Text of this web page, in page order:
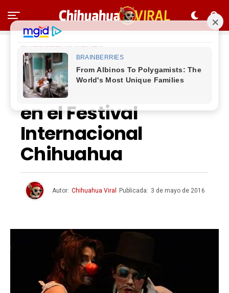
ENTRETENIMIENTO
Convocan a
talentos a participar
en el Festival
Internacional
Chihuahua
Autor: Chihuahua Viral Publicada: 3 de mayo de 2016